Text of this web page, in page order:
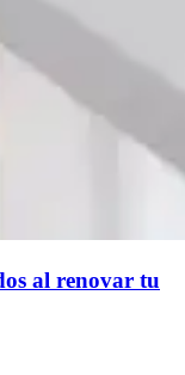
al renovar tu